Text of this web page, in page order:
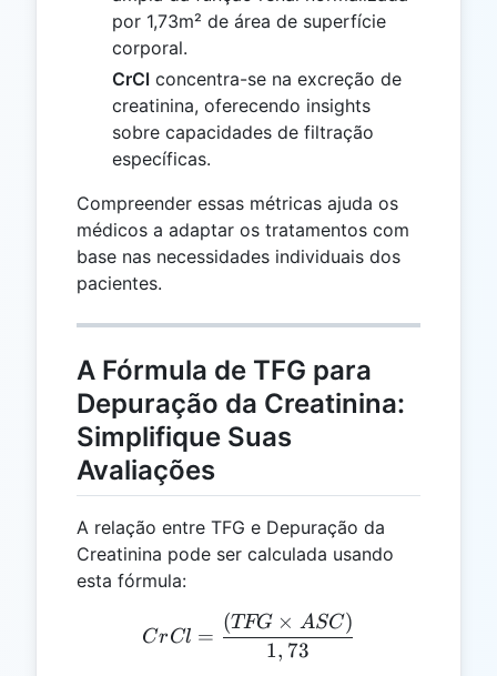
por 1,73m² de área de superfície
corporal.
CrCl concentra-se na excreção de
creatinina, oferecendo insights
sobre capacidades de filtração
específicas.
Compreender essas métricas ajuda os
médicos a adaptar os tratamentos com
base nas necessidades individuais dos
pacientes.
A Fórmula de TFG para
Depuração da Creatinina:
Simplifique Suas
Avaliações
A relação entre TFG e Depuração da
Creatinina pode ser calculada usando
esta fórmula:
CrCl = \frac{(TFG
CrCl =
1, 73
(TFG × ASC)